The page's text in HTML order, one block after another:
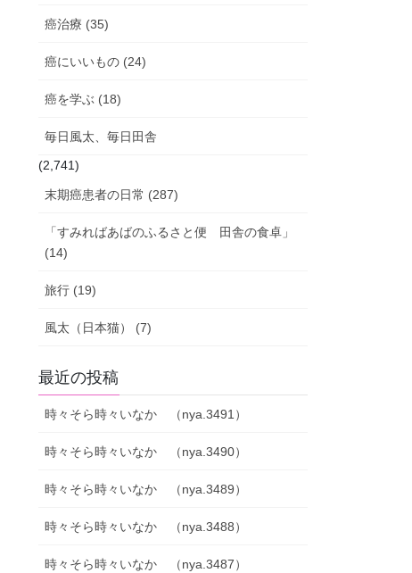
癌治療 (35)
癌にいいもの (24)
癌を学ぶ (18)
毎日風太、毎日田舎
(2,741)
末期癌患者の日常 (287)
「すみればあばのふるさと便 田舎の食卓」
(14)
旅行 (19)
風太（日本猫） (7)
最近の投稿
時々そら時々いなか （nya.3491）
時々そら時々いなか （nya.3490）
時々そら時々いなか （nya.3489）
時々そら時々いなか （nya.3488）
時々そら時々いなか （nya.3487）